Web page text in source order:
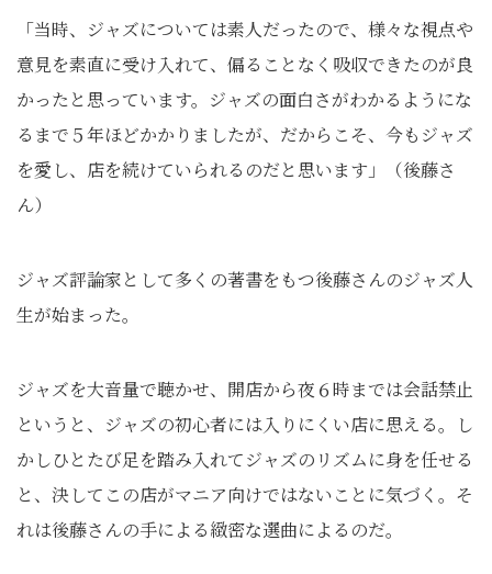
「当時、ジャズについては素人だったので、様々な視点や
意見を素直に受け入れて、偏ることなく吸収できたのが良
かったと思っています。ジャズの面白さがわかるようにな
るまで５年ほどかかりましたが、だからこそ、今もジャズ
を愛し、店を続けていられるのだと思います」（後藤さ
ん）
ジャズ評論家として多くの著書をもつ後藤さんのジャズ人
生が始まった。
ジャズを大音量で聴かせ、開店から夜６時までは会話禁止
というと、ジャズの初心者には入りにくい店に思える。し
かしひとたび足を踏み入れてジャズのリズムに身を任せる
と、決してこの店がマニア向けではないことに気づく。そ
れは後藤さんの手による緻密な選曲によるのだ。